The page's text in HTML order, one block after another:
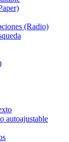
(Radio)
autoajustable